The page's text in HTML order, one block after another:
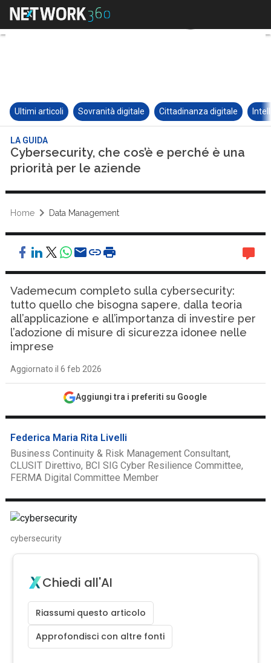
Ultimi articoli Sovranità digitale Cittadinanza digitale
LA GUIDA
Cybersecurity, che cos’è e perché è una
priorità per le aziende
Home Data Management
Vademecum completo sulla cybersecurity:
tutto quello che bisogna sapere, dalla teoria
all’applicazione e all’importanza di investire per
l’adozione di misure di sicurezza idonee nelle
imprese
Aggiornato il 6 feb 2026
Aggiungi tra i preferiti su Google
Federica Maria Rita Livelli
Business Continuity & Risk Management Consultant,
CLUSIT Direttivo, BCI SIG Cyber Resilience Committee,
FERMA Digital Committee Member
cybersecurity
Chiedi all'AI
Riassumi questo articolo
Approfondisci con altre fonti